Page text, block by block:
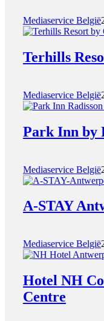
Mediaservice België
Terhills
Mediaservice België
Park Inn by
Mediaservice België
A-STAY
Mediaservice België
Hotel NH
Centre